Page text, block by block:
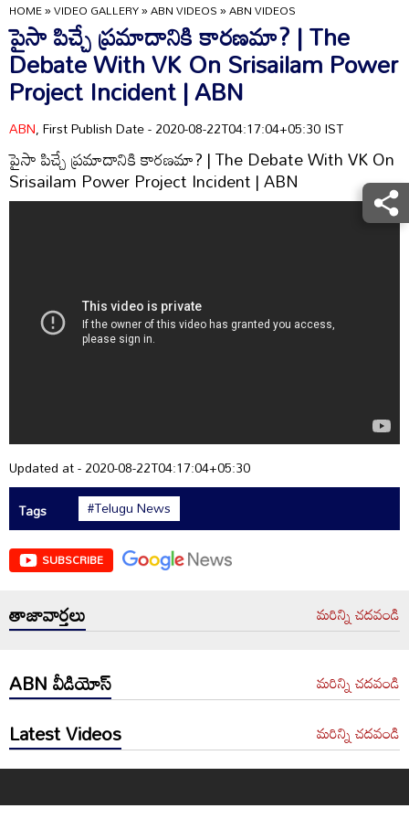
HOME»VIDEO GALLERY»ABN VIDEOS»ABN VIDEOS
పైసా పిచ్చే ప్రమాదానికి కారణమా? | The
Debate With VK On Srisailam Power
Project Incident | ABN
ABN, First Publish Date - 2020-08-22T04:17:04+05:30 IST
పైసా పిచ్చే ప్రమాదానికి కారణమా? | The Debate With VK On
Srisailam Power Project Incident | ABN
Updated at - 2020-08-22T04:17:04+05:30
Tags
#Telugu News
SUBSCRIBE
తాజావార్తలు మరిన్ని చదవండి
ABN వీడియోస్ మరిన్ని చదవండి
Latest Videos మరిన్ని చదవండి